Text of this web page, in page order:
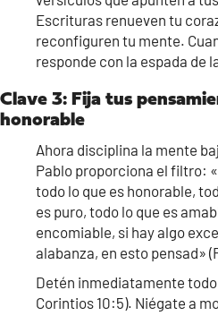
Escrituras renueven tu
reconfiguren tu mente.
responde con la espada de
Clave 3: Fija tus
honorable
Ahora disciplina la mente
Pablo proporciona el filtro:
todo lo que es honorable,
es puro, todo lo que es
encomiable, si hay algo
alabanza, en esto pensad»
Detén inmediatamente
Corintios 10:5). Niégate a